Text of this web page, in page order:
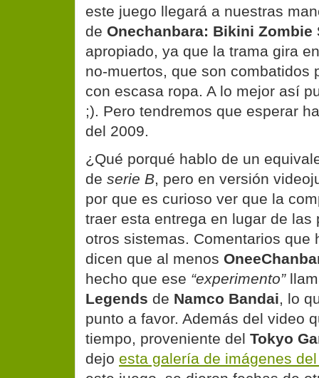
este juego llegará a nuestras
de Onechanbara: Bikini Zombie
apropiado, ya que la trama gira
no-muertos, que son combatidos
con escasa ropa. A lo mejor así
;). Pero tendremos que esperar
del 2009.
¿Qué porqué hablo de un
de serie B, pero en versión
por que es curioso ver que la
traer esta entrega en lugar de las
otros sistemas. Comentarios que
dicen que al menos
hecho que ese “experimento”
Legends de Namco Bandai, lo
punto a favor. Además del video
tiempo, proveniente del Tokyo
dejo esta galería de imágenes